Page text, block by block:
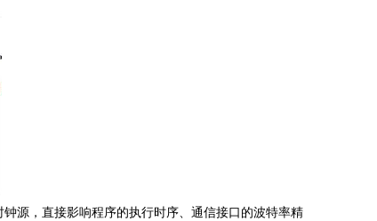
源，直接影响程序的执行时序、通信接口的波特率精